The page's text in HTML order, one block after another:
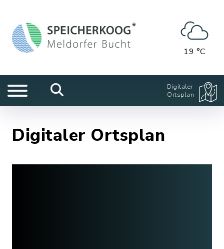
19 °C
Digitaler
Ortsplan
Digitaler Ortsplan